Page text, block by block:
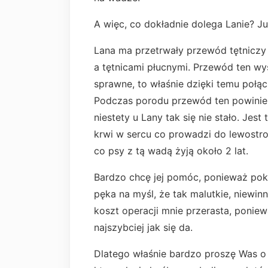
A więc, co dokładnie dolega Lanie?
Lana ma przetrwały przewód
a tętnicami płucnymi. Przewód ten
sprawne, to właśnie dzięki temu
Podczas porodu przewód ten
niestety u Lany tak się nie stało.
krwi w sercu co prowadzi do
co psy z tą wadą żyją około 2 lat.
Bardzo chcę jej pomóc, ponieważ
pęka na myśl, że tak malutkie,
koszt operacji mnie przerasta,
najszybciej jak się da.
Dlatego właśnie bardzo proszę Was